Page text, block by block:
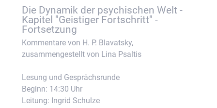
Die Dynamik der psychischen Welt -
Kapitel "Geistiger Fortschritt" -
Fortsetzung
Kommentare von H. P. Blavatsky,
zusammengestellt von Lina Psaltis
Lesung und Gesprächsrunde
Beginn: 14:30 Uhr
Leitung: Ingrid Schulze